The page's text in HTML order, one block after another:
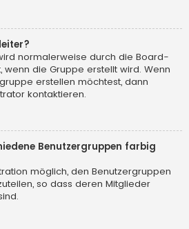
normalerweise durch die Board-
die Gruppe erstellt wird. Wenn
erstellen möchtest, dann
kontaktieren.
Benutzergruppen farbig
möglich, den Benutzergruppen
so dass deren Mitglieder